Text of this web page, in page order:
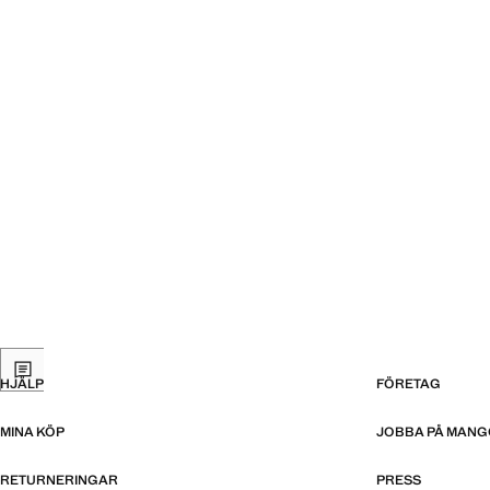
HJÄLP FÖRETAG
MINA KÖP JOBBA PÅ
RETURNERINGAR PRESS